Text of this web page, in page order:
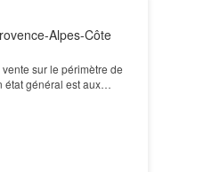
Alpes-Côte
sur le périmètre de
état général est aux